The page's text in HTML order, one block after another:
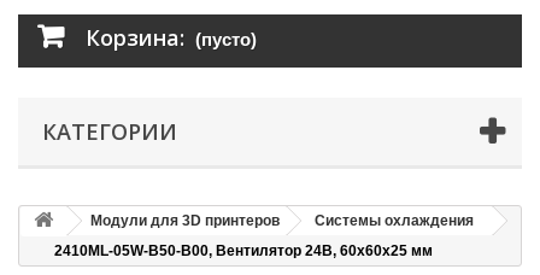
Корзина: (пусто)
КАТЕГОРИИ
Модули для 3D принтеров
Системы охлаждения
2410ML-05W-B50-B00, Вентилятор 24В, 60х60х25 мм